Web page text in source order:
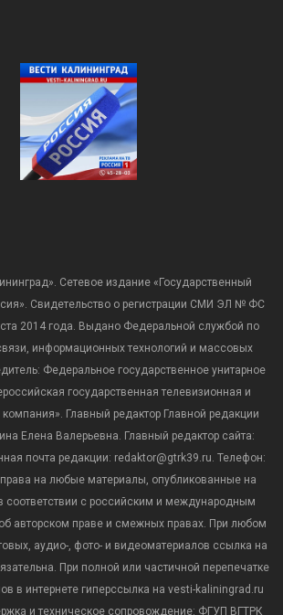
Сетевое издание «Государственный
Свидетельство о регистрации СМИ ЭЛ № ФС
2014 года. Выдано Федеральной службой по
информационных технологий и массовых
Федеральное государственное унитарное
государственная телевизионная и
Главный редактор Главной редакции
Елена Валерьевна. Главный редактор сайта:
почта редакции: redaktor@gtrk39.ru. Телефон:
на любые материалы, опубликованные на
соответствии с российским и международным
авторском праве и смежных правах. При любом
аудио-, фото- и видеоматериалов ссылка на
При полной или частичной перепечатке
в интернете гиперссылка на vesti-kaliningrad.ru
и техническое сопровождение: ФГУП ВГТРК